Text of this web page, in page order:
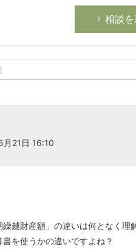
相談
21日 16:10
繰越財産額」の違いは何となく理
を使うかの違いですよね？
どのカテ
選択してく